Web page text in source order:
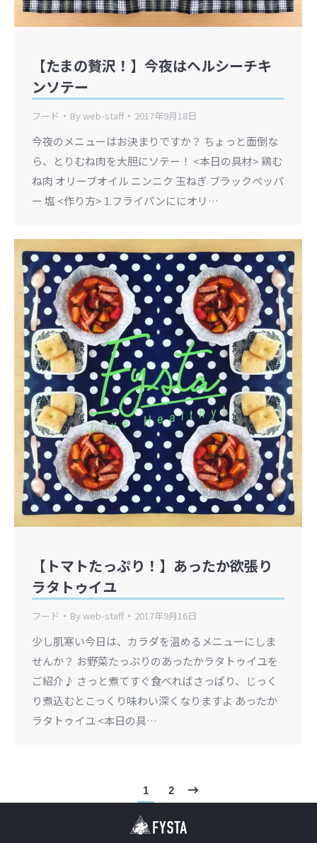
【たまの贅沢！】今夜はヘルシーチキ
ンソテー
フード Byweb-staff 2017年9月18日
今夜のメニューはお決まりですか？ ちょっと面倒な
ら、とりむね肉を大胆にソテー！ <本日の具材> 鶏む
ね肉 オリーブオイル ニンニク 玉ねぎ ブラックペッパ
ー 塩 <作り方> 1.フライパンににオリ…
【トマトたっぷり！】あったか欲張り
ラタトゥイユ
フード Byweb-staff 2017年9月16日
少し肌寒い今日は、カラダを温めるメニューにしま
せんか？ お野菜たっぷりのあったかラタトゥイユを
ご紹介♪ さっと煮てすぐ食べればさっぱり、じっく
り煮込むとこっくり味わい深くなりますよ あったか
ラタトゥイユ <本日の具…
1 2